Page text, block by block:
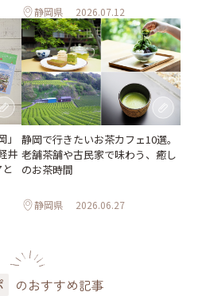
静岡県 2026.07.12
井
静岡で行きたいお茶カフェ10選。
老舗茶舗や古民家で味わう、癒し
のお茶時間
静岡県 2026.06.27
のおすすめ記事